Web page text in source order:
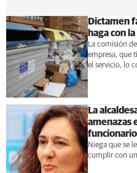
Dictamen
haga con
La comisión
empresa, que
el servicio, lo
La
amenazas
Niega que se
cumplir con